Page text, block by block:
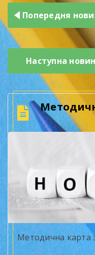
Навігація
записів
Попередня
Наступна
Методична карта